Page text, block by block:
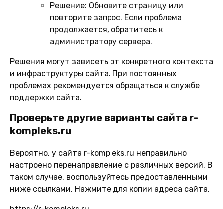
Решение: Обновите страницу или
повторите запрос. Если проблема
продолжается, обратитесь к
администратору сервера.
Решения могут зависеть от конкретного контекста
и инфраструктуры сайта. При постоянных
проблемах рекомендуется обращаться к службе
поддержки сайта.
Проверьте другие варианты сайта r-
kompleks.ru
Вероятно, у сайта r-kompleks.ru неправильно
настроено перенаправление с различных версий. В
таком случае, воспользуйтесь предоставленными
ниже ссылками. Нажмите для копии адреса сайта.